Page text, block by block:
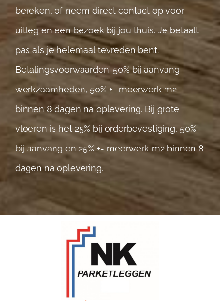
bereken, of neemdirect contact op voor
uitleg en een bezoek bij jou thuis. Je betaalt
pas als je helemaal tevreden bent.
Betalingsvoorwaarden: 50% bij aanvang
werkzaamheden, 50% +- meerwerk m2
binnen 8 dagen na oplevering. Bij grote
vloeren is het 25% bij orderbevestiging, 50%
bij aanvang en 25% +- meerwerk m2 binnen 8
dagen na oplevering.